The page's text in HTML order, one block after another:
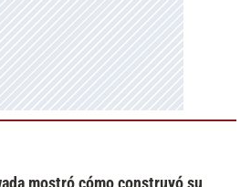
mostró cómo construyó su